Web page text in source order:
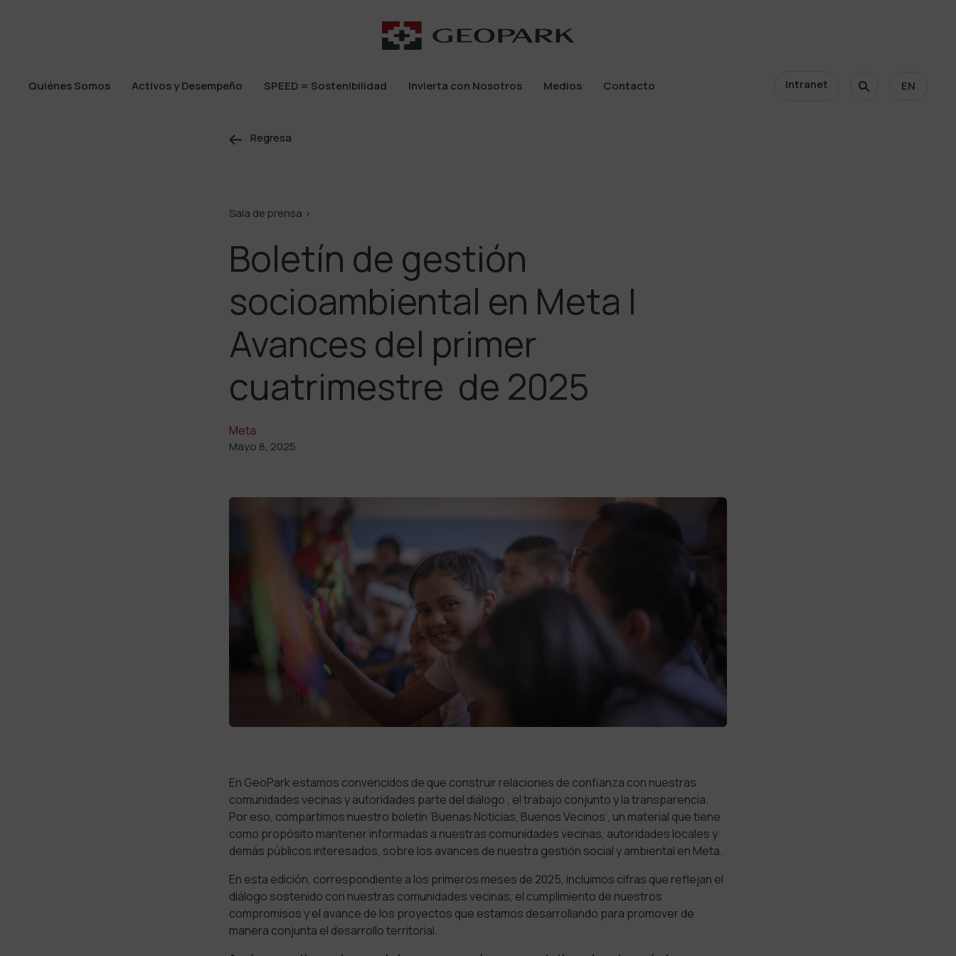
Quiénes Somos
Activos y Desempeño
SPEED = Sostenibilidad
Invierta con Nosotros
Medios
Contacto
Intranet EN
Regresa
Sala de prensa >
Boletín de gestión
socioambiental en Meta |
Avances del primer
cuatrimestre de 2025
Meta
Mayo 8, 2025
En GeoPark estamos convencidos de que construir relaciones de confianza con nuestras
comunidades vecinas y autoridades parte del diálogo , el trabajo conjunto y la transparencia.
Por eso, compartimos nuestro boletín ‘Buenas Noticias, Buenos Vecinos’, un material que tiene
como propósito mantener informadas a nuestras comunidades vecinas, autoridades locales y
demás públicos interesados, sobre los avances de nuestra gestión social y ambiental en Meta.
En esta edición, correspondiente a los primeros meses de 2025, incluimos cifras que reflejan el
diálogo sostenido con nuestras comunidades vecinas, el cumplimiento de nuestros
compromisos y el avance de los proyectos que estamos desarrollando para promover de
manera conjunta el desarrollo territorial.